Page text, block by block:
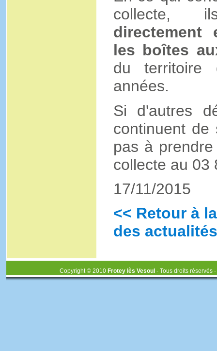
collecte,
directement
les boîtes
du territoire
années.
Si d'autres
continuent de
pas à
collecte au 03
17/11/2015
<< Retour à
des
Copyright © 2010 Frotey lès Vesoul - Tous droits réservés